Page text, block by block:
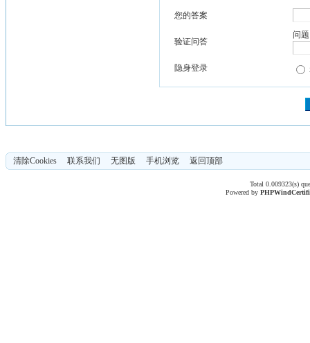
您的答案
验证问答
问
隐身登录
清除Cookies 联系我们 无图版 手机浏览 返回顶部
Total 0.009323(s)
Powered byPHPWind